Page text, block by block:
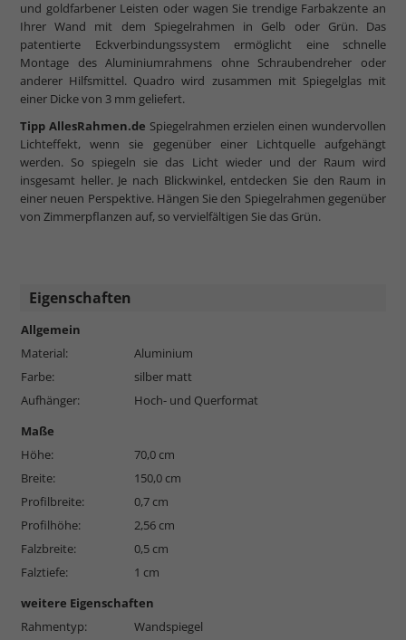
und goldfarbener Leisten oder wagen Sie trendige Farbakzente an
Ihrer Wand mit dem Spiegelrahmen in Gelb oder Grün. Das
patentierte Eckverbindungssystem ermöglicht eine schnelle
Montage des Aluminiumrahmens ohne Schraubendreher oder
anderer Hilfsmittel. Quadro wird zusammen mit Spiegelglas mit
einer Dicke von 3 mm geliefert.
Tipp AllesRahmen.de Spiegelrahmen erzielen einen wundervollen
Lichteffekt, wenn sie gegenüber einer Lichtquelle aufgehängt
werden. So spiegeln sie das Licht wieder und der Raum wird
insgesamt heller. Je nach Blickwinkel, entdecken Sie den Raum in
einer neuen Perspektive. Hängen Sie den Spiegelrahmen gegenüber
von Zimmerpflanzen auf, so vervielfältigen Sie das Grün.
Eigenschaften
Allgemein
Material:
Aluminium
Farbe:
silber matt
Aufhänger:
Hoch- und Querformat
Maße
Höhe:
70,0 cm
Breite:
150,0 cm
Profilbreite:
0,7 cm
Profilhöhe:
2,56 cm
Falzbreite:
0,5 cm
Falztiefe:
1 cm
weitere Eigenschaften
Rahmentyp:
Wandspiegel